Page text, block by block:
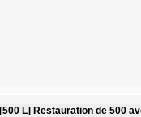
L] Restauration de 500